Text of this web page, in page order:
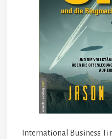
International Business